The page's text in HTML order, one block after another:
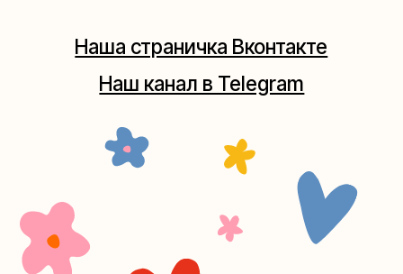
Москва, ул.Таганская, дом 25-27
Мастерская на Таганке
+7 (980) 156-03-13